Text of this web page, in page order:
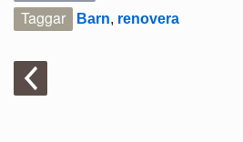
Taggar Barn, renovera